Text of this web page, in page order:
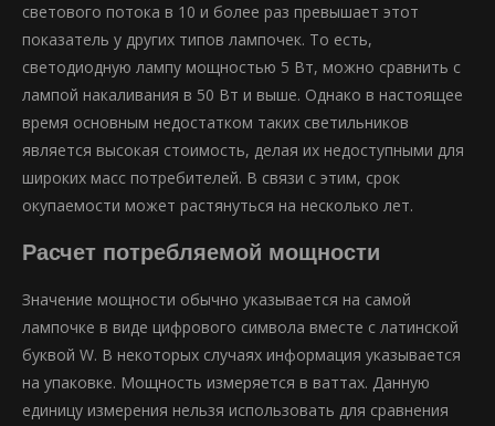
светового потока в 10 и более раз превышает этот
показатель у других типов лампочек. То есть,
светодиодную лампу мощностью 5 Вт, можно сравнить с
лампой накаливания в 50 Вт и выше. Однако в настоящее
время основным недостатком таких светильников
является высокая стоимость, делая их недоступными для
широких масс потребителей. В связи с этим, срок
окупаемости может растянуться на несколько лет.
Расчет потребляемой мощности
Значение мощности обычно указывается на самой
лампочке в виде цифрового символа вместе с латинской
буквой W. В некоторых случаях информация указывается
на упаковке. Мощность измеряется в ваттах. Данную
единицу измерения нельзя использовать для сравнения